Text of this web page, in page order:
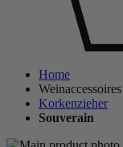
Home
Weinaccessoires
Korkenzieher
Souverain